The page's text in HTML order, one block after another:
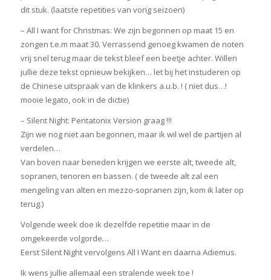
dit stuk. (laatste repetities van vorig seizoen)
– All I want for Christmas: We zijn begonnen op maat 15 en
zongen t.e.m maat 30. Verrassend genoeg kwamen de noten
vrij snel terug maar de tekst bleef een beetje achter. Willen
jullie deze tekst opnieuw bekijken… let bij het instuderen op
de Chinese uitspraak van de klinkers a.u.b. ! ( niet dus…!
mooie legato, ook in de dictie)
– Silent Night: Pentatonix Version graag !!!
Zijn we nog niet aan begonnen, maar ik wil wel de partijen al
verdelen…
Van boven naar beneden krijgen we eerste alt, tweede alt,
sopranen, tenoren en bassen. ( de tweede alt zal een
mengeling van alten en mezzo-sopranen zijn, kom ik later op
terug.)
Volgende week doe ik dezelfde repetitie maar in de
omgekeerde volgorde…
Eerst Silent Night vervolgens All I Want en daarna Adiemus.
Ik wens jullie allemaal een stralende week toe !